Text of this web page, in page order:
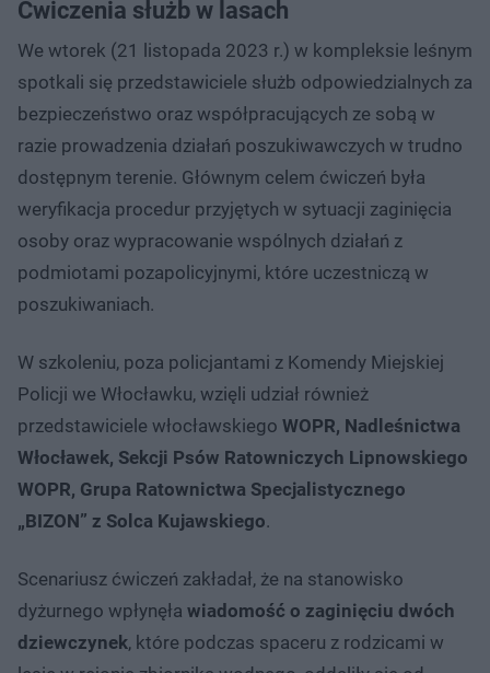
Ćwiczenia służb w lasach
We wtorek (21 listopada 2023 r.) w kompleksie leśnym
spotkali się przedstawiciele służb odpowiedzialnych za
bezpieczeństwo oraz współpracujących ze sobą w
razie prowadzenia działań poszukiwawczych w trudno
dostępnym terenie. Głównym celem ćwiczeń była
weryfikacja procedur przyjętych w sytuacji zaginięcia
osoby oraz wypracowanie wspólnych działań z
podmiotami pozapolicyjnymi, które uczestniczą w
poszukiwaniach.
W szkoleniu, poza policjantami z Komendy Miejskiej
Policji we Włocławku, wzięli udział również
przedstawiciele włocławskiego WOPR, Nadleśnictwa
Włocławek, Sekcji Psów Ratowniczych Lipnowskiego
WOPR, Grupa Ratownictwa Specjalistycznego
„BIZON” z Solca Kujawskiego.
Scenariusz ćwiczeń zakładał, że na stanowisko
dyżurnego wpłynęła wiadomość o zaginięciu dwóch
dziewczynek, które podczas spaceru z rodzicami w